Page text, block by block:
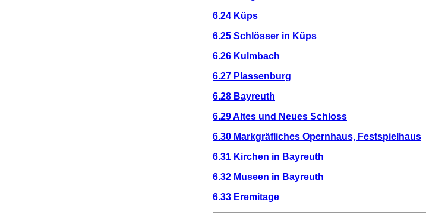
6.24 Küps
6.25 Schlösser in Küps
6.26 Kulmbach
6.27 Plassenburg
6.28 Bayreuth
6.29 Altes und Neues Schloss
6.30 Markgräfliches Opernhaus, Festspielhaus
6.31 Kirchen in Bayreuth
6.32 Museen in Bayreuth
6.33 Eremitage